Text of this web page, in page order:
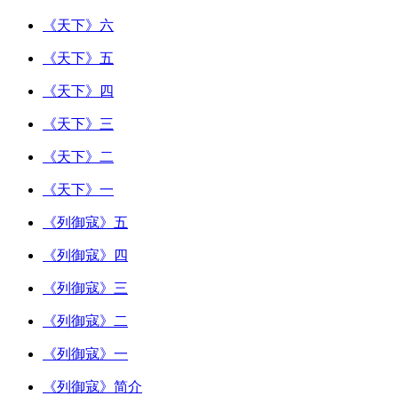
《天下》六
《天下》五
《天下》四
《天下》三
《天下》二
《天下》一
《列御寇》五
《列御寇》四
《列御寇》三
《列御寇》二
《列御寇》一
《列御寇》简介